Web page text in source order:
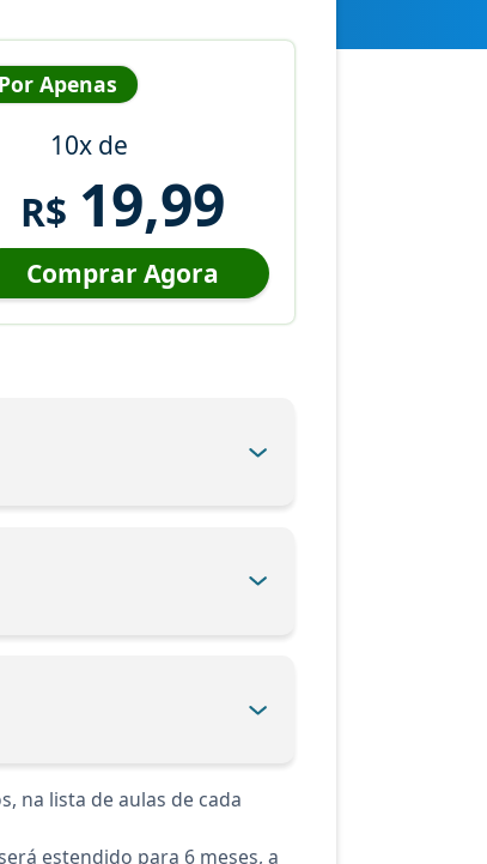
Por Apenas
10x de
R$ 19,99
Comprar Agora
na lista de aulas de cada
estendido para 6 meses, a